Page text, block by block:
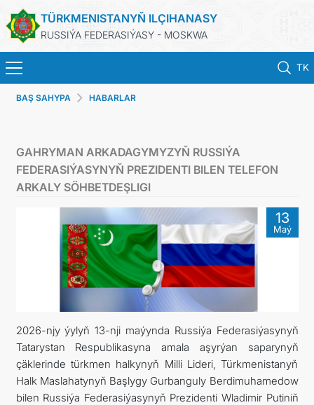
TÜRKMENISTANYŇ ILÇIHANASY
RUSSIÝA FEDERASIÝASY - MOSKWA
TK
BAŞ SAHYPA
KONSULLYK HYZMATLARY
WIZA
ARAGATNAŞYK
BAŞ SAHYPA HABARLAR
GAHRYMAN ARKADAGYMYZYŇ RUSSIÝA
FEDERASIÝASYNYŇ PREZIDENTI BILEN TELEFON
ARKALY SÖHBETDEŞLIGI
13
Maý
2026-njy ýylyň 13-nji maýynda Russiýa Federasiýasynyň
Tatarystan Respublikasyna amala aşyrýan saparynyň
çäklerinde türkmen halkynyň Milli Lideri, Türkmenistanyň
Halk Maslahatynyň Başlygy Gurbanguly Berdimuhamedow
bilen Russiýa Federasiýasynyň Prezidenti Wladimir Putiniň